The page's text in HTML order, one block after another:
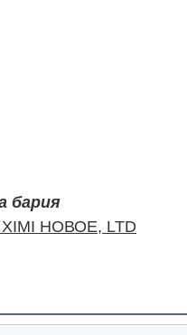
бария
НОВОЕ, LTD